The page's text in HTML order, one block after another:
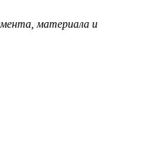
материала и